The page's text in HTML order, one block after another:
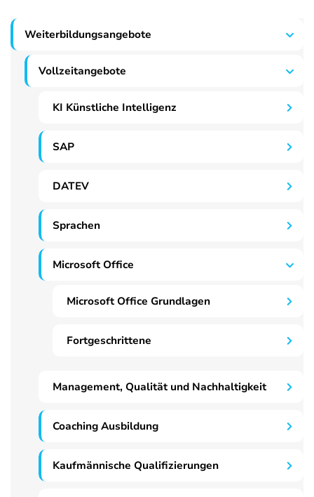
Weiterbildungsangebote
Vollzeitangebote
KI Künstliche Intelligenz
SAP
DATEV
Sprachen
Microsoft Office
Microsoft Office Grundlagen
Fortgeschrittene
Management, Qualität und Nachhaltigkeit
Coaching Ausbildung
Kaufmännische Qualifizierungen